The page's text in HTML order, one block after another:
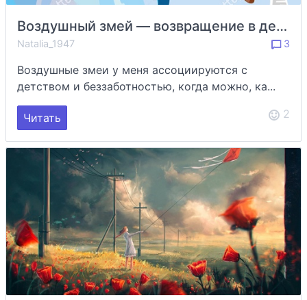
Воздушный змей — возвращение в детство
Natalia_1947 3
Воздушные змеи у меня ассоциируются с
детством и беззаботностью, когда можно, ка...
Читать 2